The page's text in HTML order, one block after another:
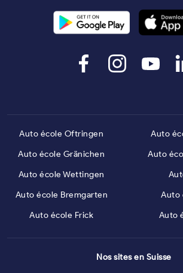
Auto école Oftringen
Auto école Gränichen
Auto école Wettingen
Auto école Bremgarten
Auto école Frick
Auto
Auto
Auto
Auto
Nos sites en Suisse